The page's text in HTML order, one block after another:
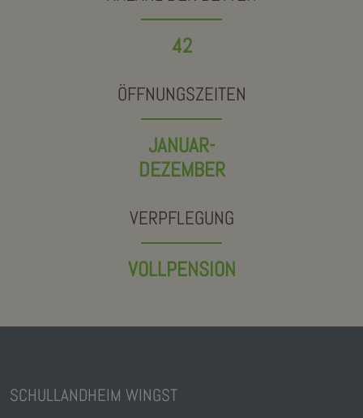
42
ÖFFNUNGSZEITEN
JANUAR-
DEZEMBER
VERPFLEGUNG
VOLLPENSION
SCHULLANDHEIM WINGST